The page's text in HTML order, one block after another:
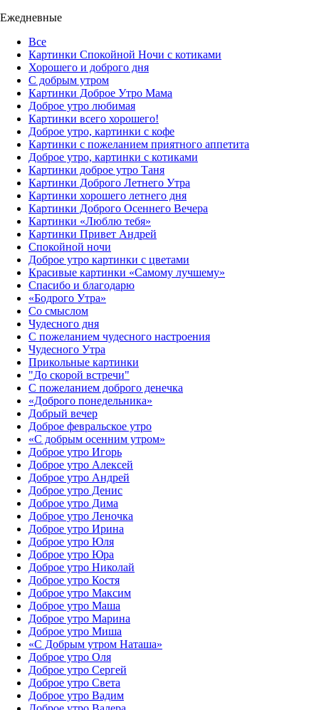
Ежедневные
Все
Картинки Спокойной Ночи с котиками
Хорошего и доброго дня
С добрым утром
Картинки Доброе Утро Мама
Доброе утро любимая
Картинки всего хорошего!
Доброе утро, картинки с кофе
Картинки с пожеланием приятного аппетита
Доброе утро, картинки с котиками
Картинки доброе утро Таня
Картинки Доброго Летнего Утра
Картинки хорошего летнего дня
Картинки Доброго Осеннего Вечера
Картинки «Люблю тебя»
Картинки Привет Андрей
Спокойной ночи
Доброе утро картинки с цветами
Красивые картинки «Самому лучшему»
Спасибо и благодарю
«‎Бодрого Утра»‎
Со смыслом
Чудесного дня
С пожеланием чудесного настроения
Чудесного Утра
Прикольные картинки
"До скорой встречи"
С пожеланием доброго денечка
«Доброго понедельника»‎
Добрый вечер
Доброе февральское утро
«С добрым осенним утром»‎
Доброе утро Игорь
Доброе утро Алексей
Доброе утро Андрей
Доброе утро Денис
Доброе утро Дима
Доброе утро Леночка
Доброе утро Ирина
Доброе утро Юля
Доброе утро Юра
Доброе утро Николай
Доброе утро Костя
Доброе утро Максим
Доброе утро Маша
Доброе утро Марина
Доброе утро Миша
«С Добрым утром Наташа»
Доброе утро Оля
Доброе утро Сергей
Доброе утро Света
Доброе утро Вадим